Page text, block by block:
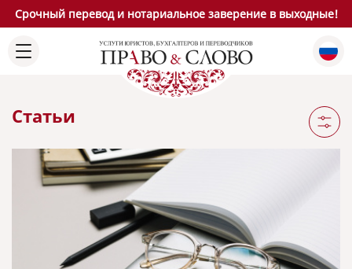
Срочный перевод и нотариальное заверение в выходные!
Статьи